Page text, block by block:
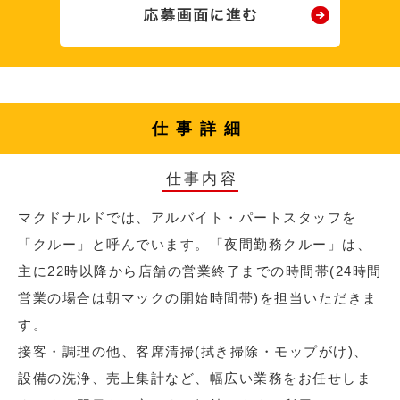
仕事詳細
仕事内容
マクドナルドでは、アルバイト・パートスタッフを
「クルー」と呼んでいます。「夜間勤務クルー」は、
主に22時以降から店舗の営業終了までの時間帯(24時間
営業の場合は朝マックの開始時間帯)を担当いただきま
す。
接客・調理の他、客席清掃(拭き掃除・モップがけ)、
設備の洗浄、売上集計など、幅広い業務をお任せしま